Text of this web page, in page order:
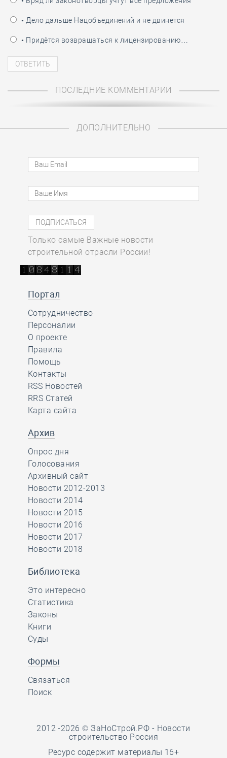
• Дело дальше Нацобъединений и не двинется
• Придётся возвращаться к лицензированию…
ПОСЛЕДНИЕ КОММЕНТАРИИ
ДОПОЛНИТЕЛЬНО
Только самые Важные новости
строительной отрасли России!
Портал
Сотрудничество
Персоналии
О проекте
Правила
Помощь
Контакты
RSS Новостей
RRS Статей
Карта сайта
Архив
Опрос дня
Голосования
Архивный сайт
Новости 2012-2013
Новости 2014
Новости 2015
Новости 2016
Новости 2017
Новости 2018
Библиотека
Это интересно
Статистика
Законы
Книги
Суды
Формы
Связаться
Поиск
2012 -2026 © ЗаНоСтрой.РФ - Новости
строительство Россия
Ресурс содержит материалы 16+